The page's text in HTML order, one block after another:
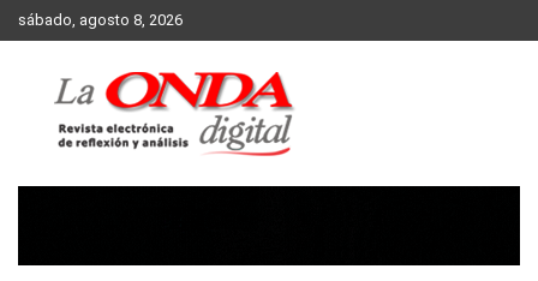
Skip
to
sábado, agosto 8, 2026